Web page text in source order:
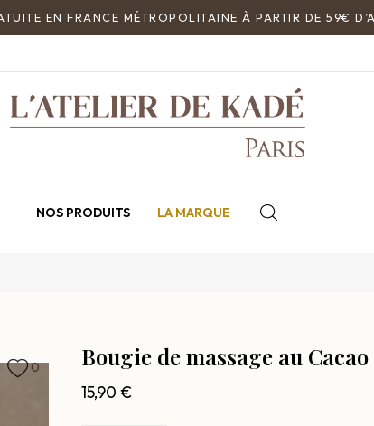
NOS PRODUITS LA MARQUE
0 Bougie de massage au
15,90 €